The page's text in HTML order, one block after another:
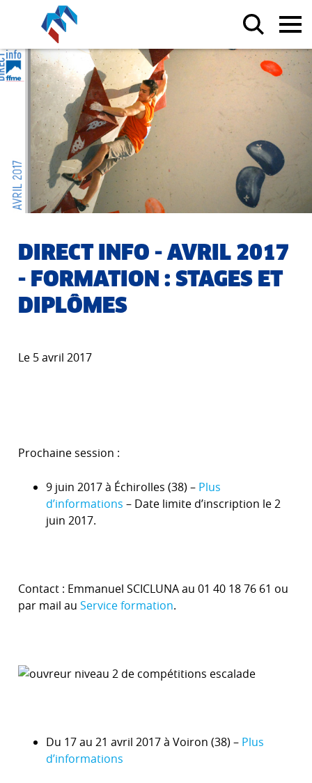
DIRECT INFO - AVRIL 2017
- FORMATION : STAGES ET
DIPLÔMES
Le 5 avril 2017
Prochaine session :
9 juin 2017 à Échirolles (38) – Plus
d’informations – Date limite d’inscription le 2
juin 2017.
Contact : Emmanuel SCICLUNA au 01 40 18 76 61 ou
par mail au Service formation.
Du 17 au 21 avril 2017 à Voiron (38) – Plus
d’informations